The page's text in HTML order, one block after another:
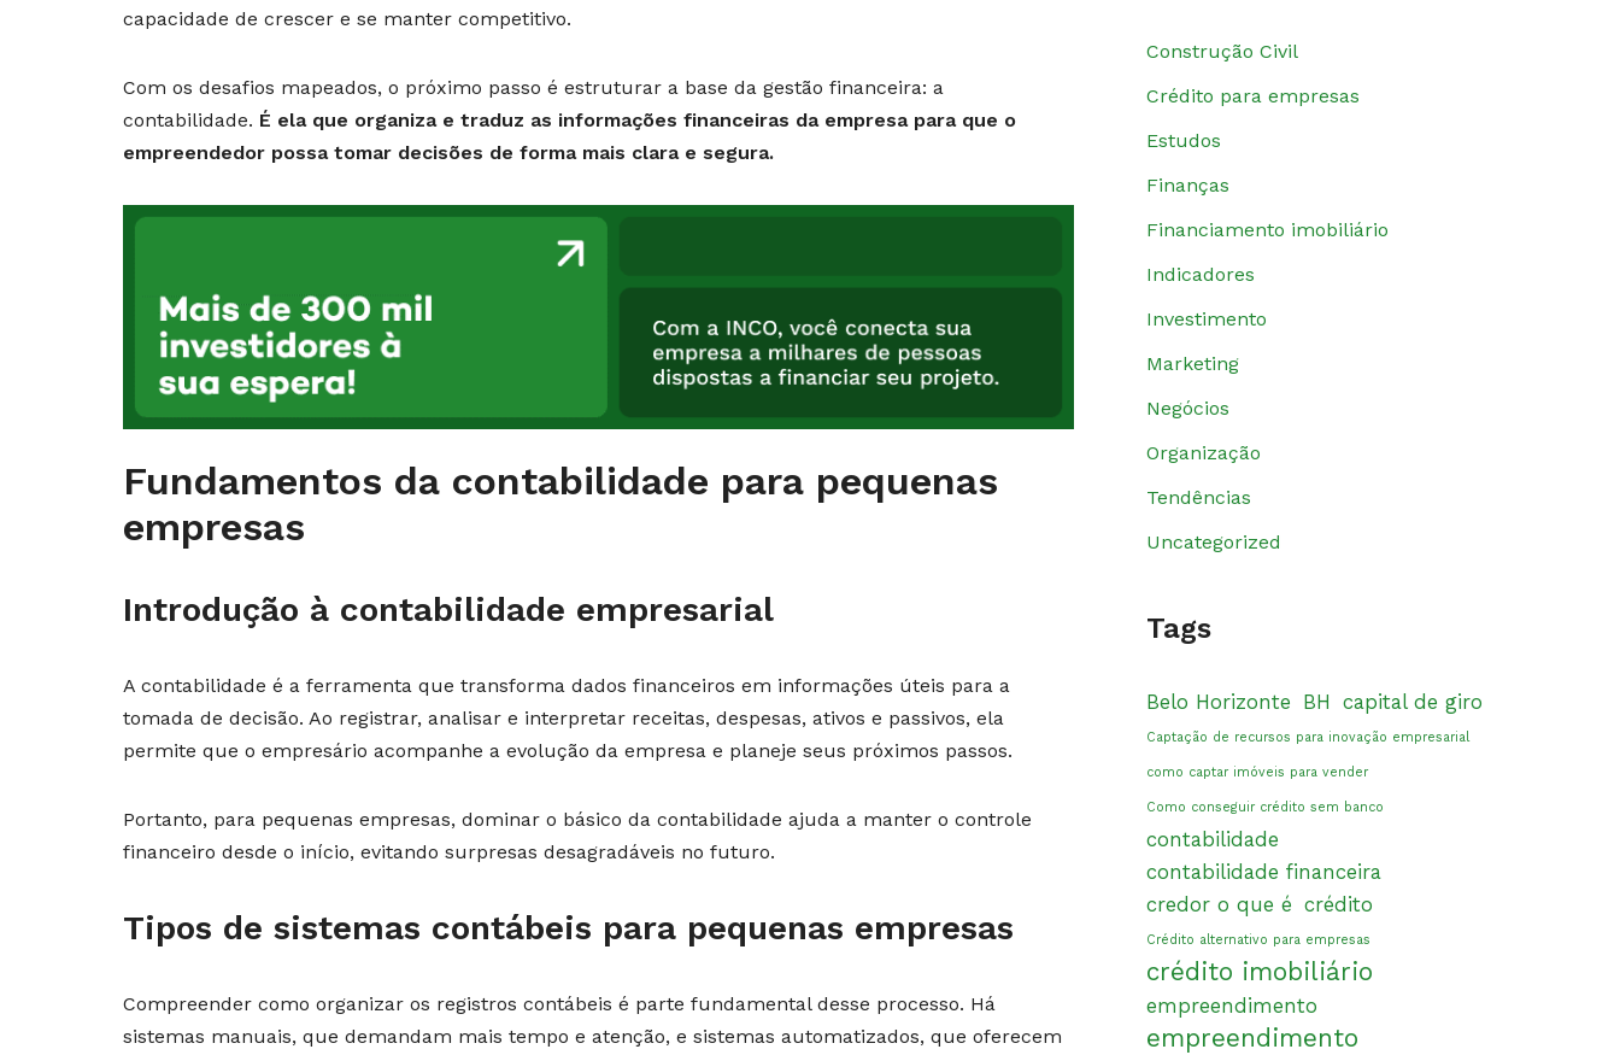
capacidade de crescer e se manter competitivo.
Com os desafios mapeados, o próximo passo é estruturar a base da gestão financeira: a
contabilidade. É ela que organiza e traduz as informações financeiras da empresa para que o
empreendedor possa tomar decisões de forma mais clara e segura.
Fundamentos da contabilidade para pequenas
empresas
Introdução à contabilidade empresarial
A contabilidade é a ferramenta que transforma dados financeiros em informações úteis para a
tomada de decisão. Ao registrar, analisar e interpretar receitas, despesas, ativos e passivos, ela
permite que o empresário acompanhe a evolução da empresa e planeje seus próximos passos.
Portanto, para pequenas empresas, dominar o básico da contabilidade ajuda a manter o controle
financeiro desde o início, evitando surpresas desagradáveis no futuro.
Tipos de sistemas contábeis para pequenas empresas
Compreender como organizar os registros contábeis é parte fundamental desse processo. Há
sistemas manuais, que demandam mais tempo e atenção, e sistemas automatizados, que oferecem
Construção Civil
Crédito para empresas
Estudos
Finanças
Financiamento imobiliário
Indicadores
Investimento
Marketing
Negócios
Organização
Tendências
Uncategorized
Tags
Belo Horizonte BH capital de giro
Captação de recursos para inovação empresarial
como captar imóveis para vender
Como conseguir crédito sem banco
contabilidade
contabilidade financeira
credor o que é crédito
Crédito alternativo para empresas
crédito imobiliário
empreendimento
empreendimento